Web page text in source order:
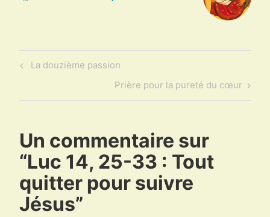
Navigation
Previous
La douzième passion
Next
Prière pour la pureté du cœur
Un commentaire sur
“Luc 14, 25-33 : Tout
quitter pour suivre
Jésus”